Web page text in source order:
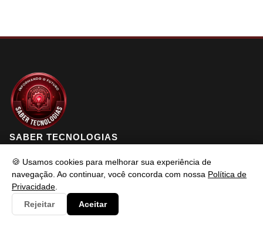
🍪 Usamos cookies para melhorar sua experiência de
navegação. Ao continuar, você concorda com nossa Política de
Privacidade
Rejeitar
Aceitar
SABER TECNOLOGIAS
Saber Tecnologias é um portal de conteúdo atualizado com foco
em informar e resolver os problemas do usuários de maneira
eficaz. Fique à vontade para entrar em contato.